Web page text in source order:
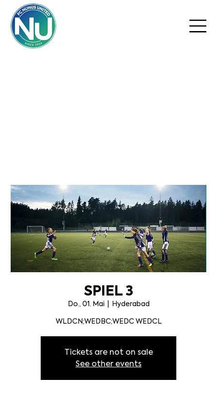
SPIEL 3
Do., 01. Mai
Hyderabad
WLDCN;WEDBC;WEDC WEDCL
Tickets are not on sale
See other events